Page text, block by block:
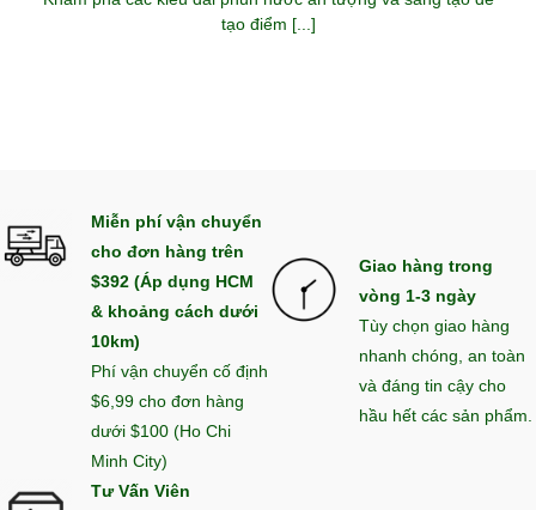
tạo điểm [...]
Miễn phí vận chuyển
cho đơn hàng trên
$392 (Áp dụng HCM
& khoảng cách dưới
10km)
Phí vận chuyển cố định
$6,99 cho đơn hàng
dưới $100 (Ho Chi
Minh City)
Giao hàng trong
vòng 1-3 ngày
Tùy chọn giao hàng
nhanh chóng, an toàn
và đáng tin cậy cho
hầu hết các sản phẩm.
Tư Vấn Viên